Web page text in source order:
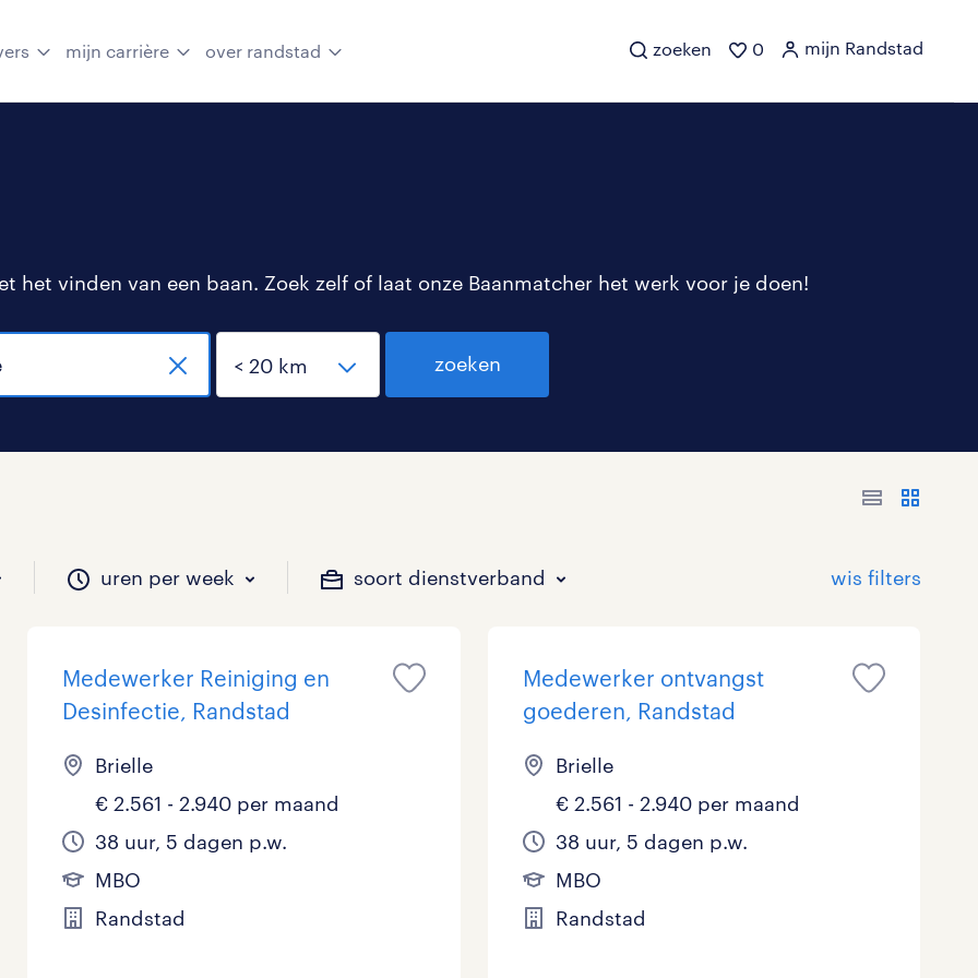
mijn carrière over randstad zoeken 0 mijn Randstad
het vinden van een baan. Zoek zelf of laat onze Baanmatcher het werk voor je doen!
zoeken
uren per week soort dienstverband
je werken?
Beveiliging 0 1
Chauffeurs 18 Commercieel / Verkoop 2
Financieel 1 Horeca / Catering
Geen 13 HAVO/VWO 0
LBO, MAVO, VMBO 0 MBO 22
Master Ondersteunend onderwijs
je werken?
9 - 16 uur 0 17 - 24 uur 13
33 - 36 uur 0 37 - 40+ uur 33
zou jij willen?
Tijdelijk 19 Tijdelijk met uitzicht op vast 27
Medewerker Reiniging en
Desinfectie, Randstad
Brielle
€ 2.561 - 2.940 per maand
38 uur, 5 dagen p.w.
MBO
Randstad
Medewerker ontvangst
goederen, Randstad
Brielle
€ 2.561 - 2.940 per maand
38 uur, 5 dagen p.w.
MBO
Randstad